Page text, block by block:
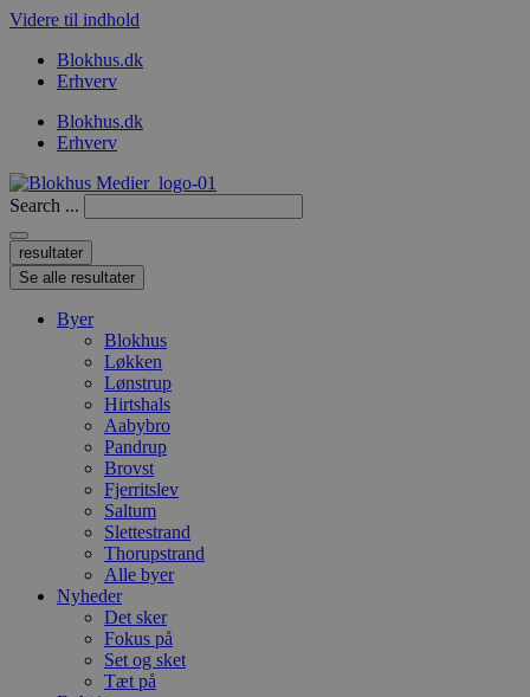
Videre til indhold
Blokhus.dk
Erhverv
Blokhus.dk
Erhverv
Search ...
resultater
Se alle resultater
Byer
Blokhus
Løkken
Lønstrup
Hirtshals
Aabybro
Pandrup
Brovst
Fjerritslev
Saltum
Slettestrand
Thorupstrand
Alle byer
Nyheder
Det sker
Fokus på
Set og sket
Tæt på